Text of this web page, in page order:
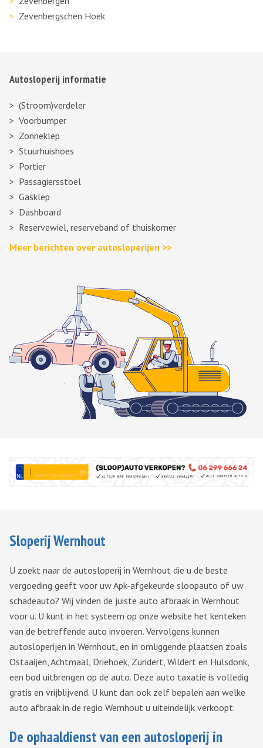
Zevenbergschen Hoek
Autosloperij informatie
(Stroom)verdeler
Voorbumper
Zonneklep
Stuurhuishoes
Portier
Passagiersstoel
Gasklep
Dashboard
Reservewiel, reserveband of thuiskomer
Meer berichten over autosloperijen >>
Sloperij Wernhout
U zoekt naar de autosloperij in Wernhout die u de beste
vergoeding geeft voor uw Apk-afgekeurde sloopauto of uw
schadeauto? Wij vinden de juiste auto afbraak in Wernhout
voor u. U kunt in het systeem op onze website het kenteken
van de betreffende auto invoeren. Vervolgens kunnen
autosloperijen in Wernhout, en in omliggende plaatsen zoals
Ostaaijen, Achtmaal, Driehoek, Zundert, Wildert en Hulsdonk,
een bod uitbrengen op de auto. Deze auto taxatie is volledig
gratis en vrijblijvend. U kunt dan ook zelf bepalen aan welke
auto afbraak in de regio Wernhout u uiteindelijk verkoopt.
De ophaaldienst van een autosloperij in